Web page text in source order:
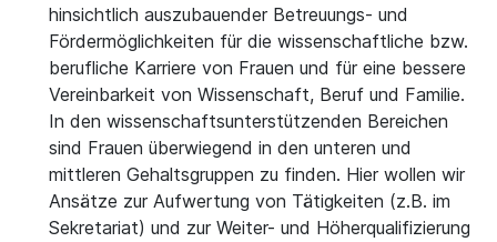
hinsichtlich auszubauender Betreuungs- und
Fördermöglichkeiten für die wissenschaftliche bzw.
berufliche Karriere von Frauen und für eine bessere
Vereinbarkeit von Wissenschaft, Beruf und Familie.
In den wissenschaftsunterstützenden Bereichen
sind Frauen überwiegend in den unteren und
mittleren Gehaltsgruppen zu finden. Hier wollen wir
Ansätze zur Aufwertung von Tätigkeiten (z.B. im
Sekretariat) und zur Weiter- und Höherqualifizierung